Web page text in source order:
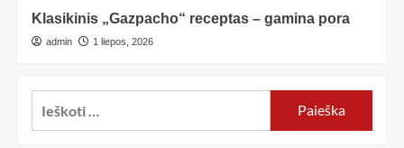
Klasikinis „Gazpacho“ receptas – gamina pora
admin 1 liepos, 2026